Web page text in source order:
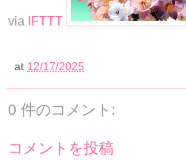
via IFTTT
at 12/17/2025
0 件のコメント:
コメントを投稿